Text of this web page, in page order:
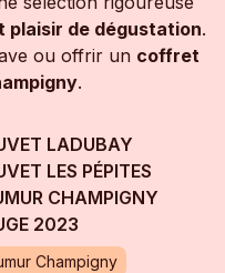
de dégustation.
ou offrir un coffret
.
LADUBAY
LES PÉPITES
CHAMPIGNY
2023
Champigny